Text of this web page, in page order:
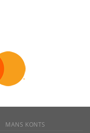
experience.
MANS KONTS